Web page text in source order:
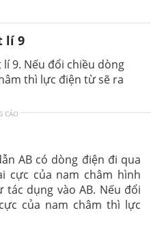
lí 9
lí 9. Nếu đổi chiều dòng
thì lực điện từ sẽ ra
CÁO
AB có dòng điện đi qua
cực của nam châm hình
dụng vào AB. Nếu đổi
của nam châm thì lực